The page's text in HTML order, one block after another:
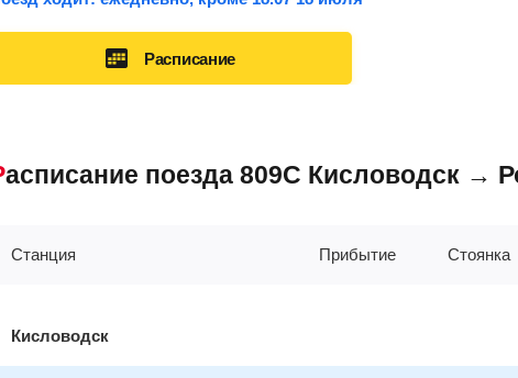
Расписание
Расписание поезда 809С Кисловодск →
Станция Прибытие Стоянка
Кисловодск